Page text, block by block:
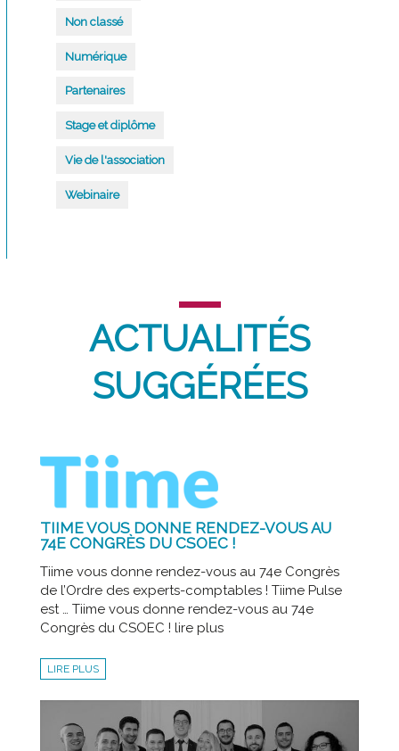
Non classé
Numérique
Partenaires
Stage et diplôme
Vie de l'association
Webinaire
ACTUALITÉS
SUGGÉRÉES
TIIME VOUS DONNE RENDEZ-VOUS AU
74E CONGRÈS DU CSOEC !
Tiime vous donne rendez-vous au 74e Congrès
de l’Ordre des experts-comptables ! Tiime Pulse
est … Tiime vous donne rendez-vous au 74e
Congrès du CSOEC ! lire plus
LIRE PLUS